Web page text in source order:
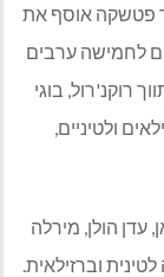
פטשקה אוסף את
לחמישה ערבים
רוקנ'רול, בוגי
ולטיניים,
עדן הולן, מירלה
וברזילאית.